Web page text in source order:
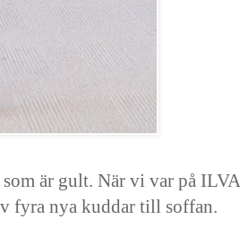
är gult. När vi var på ILVA
fyra nya kuddar till soffan.